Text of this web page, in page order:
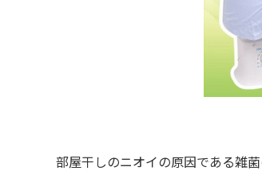
部屋干しのニオイの原因である雑菌